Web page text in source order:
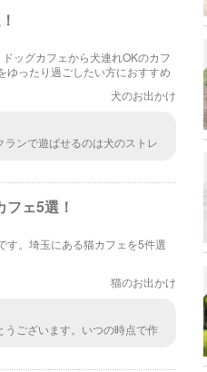
ッグカフェから犬連れOKのカフ
ゆったり過ごしたい方におすすめ
犬のお出かけ
ンで遊ばせるのは犬のストレ
ェ5選！
す。埼玉にある猫カフェを5件選
猫のお出かけ
ございます。いつの時点で作